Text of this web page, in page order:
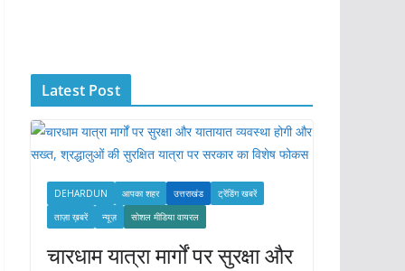
e
s
Latest Post
DEHARDUN आपका शहर उत्तराखंड
ट्रेंडिंग खबरें
ताज़ा ख़बरें
न्यूज़ सोशल मीडिया वायरल
चारधाम यात्रा मार्गों पर सुरक्षा और